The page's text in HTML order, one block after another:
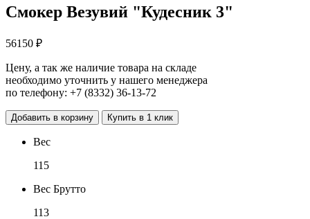
Смокер Везувий "Кудесник 3"
56150 ₽
Цену, а так же наличие товара на складе
необходимо уточнить у нашего менеджера
по телефону: +7 (8332) 36-13-72
Добавить в корзину Купить в 1 клик
Вес
115
Вес Брутто
113